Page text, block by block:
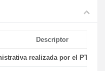
Descriptor
realizada por el PTGAS